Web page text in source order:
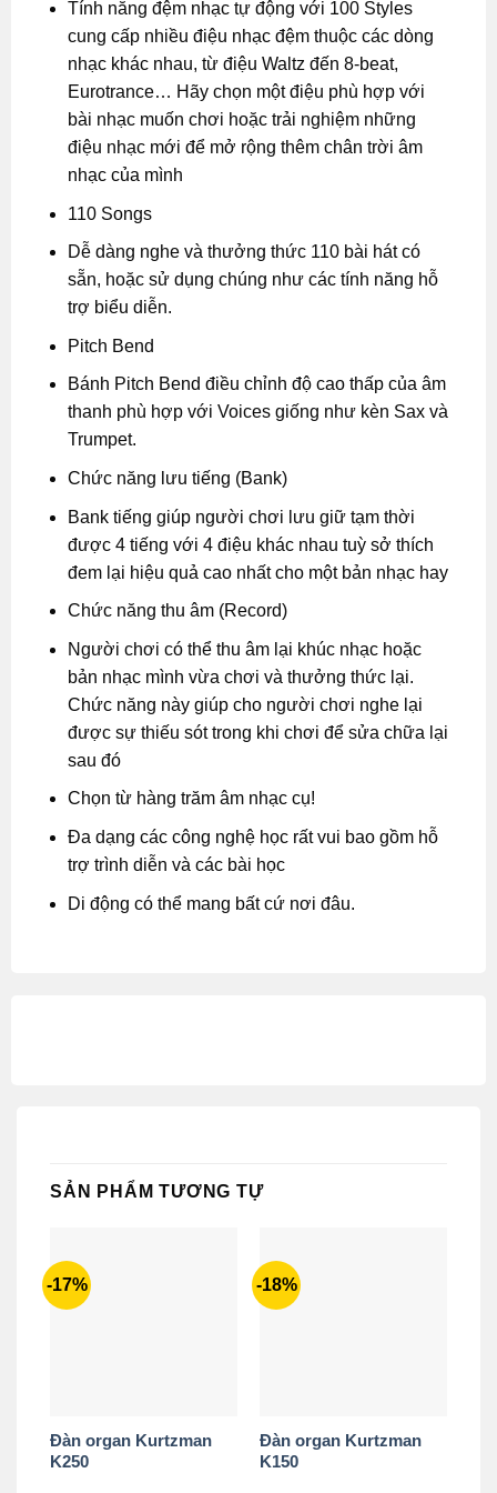
Tính năng đệm nhạc tự động với 100 Styles
cung cấp nhiều điệu nhạc đệm thuộc các dòng
nhạc khác nhau, từ điệu Waltz đến 8-beat,
Eurotrance… Hãy chọn một điệu phù hợp với
bài nhạc muốn chơi hoặc trải nghiệm những
điệu nhạc mới để mở rộng thêm chân trời âm
nhạc của mình
110 Songs
Dễ dàng nghe và thưởng thức 110 bài hát có
sẵn, hoặc sử dụng chúng như các tính năng hỗ
trợ biểu diễn.
Pitch Bend
Bánh Pitch Bend điều chỉnh độ cao thấp của âm
thanh phù hợp với Voices giống như kèn Sax và
Trumpet.
Chức năng lưu tiếng (Bank)
Bank tiếng giúp người chơi lưu giữ tạm thời
được 4 tiếng với 4 điệu khác nhau tuỳ sở thích
đem lại hiệu quả cao nhất cho một bản nhạc hay
Chức năng thu âm (Record)
Người chơi có thể thu âm lại khúc nhạc hoặc
bản nhạc mình vừa chơi và thưởng thức lại.
Chức năng này giúp cho người chơi nghe lại
được sự thiếu sót trong khi chơi để sửa chữa lại
sau đó
Chọn từ hàng trăm âm nhạc cụ!
Đa dạng các công nghệ học rất vui bao gồm hỗ
trợ trình diễn và các bài học
Di động có thể mang bất cứ nơi đâu.
SẢN PHẨM TƯƠNG TỰ
-17%
Đàn organ Kurtzman
K250
-18%
Đàn organ Kurtzman
K150